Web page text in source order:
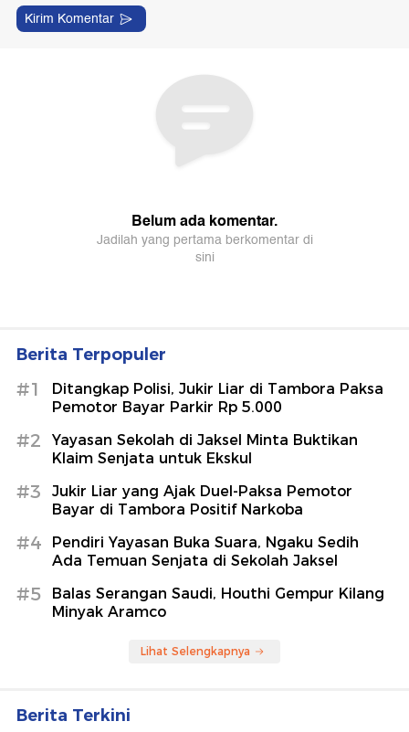
Berita Terpopuler
#1
Ditangkap Polisi, Jukir Liar di Tambora Paksa
Pemotor Bayar Parkir Rp 5.000
#2
Yayasan Sekolah di Jaksel Minta Buktikan
Klaim Senjata untuk Ekskul
#3
Jukir Liar yang Ajak Duel-Paksa Pemotor
Bayar di Tambora Positif Narkoba
#4
Pendiri Yayasan Buka Suara, Ngaku Sedih
Ada Temuan Senjata di Sekolah Jaksel
#5
Balas Serangan Saudi, Houthi Gempur Kilang
Minyak Aramco
Lihat Selengkapnya
Berita Terkini